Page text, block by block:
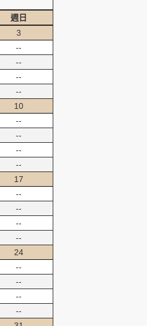
週日
3
--
--
--
--
10
--
--
--
--
17
--
--
--
--
24
--
--
--
--